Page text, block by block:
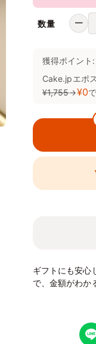
数量
獲得ポイント:
Cake.jpエポ
¥1,755→¥0
ギフトにも安心
で、金額がわか